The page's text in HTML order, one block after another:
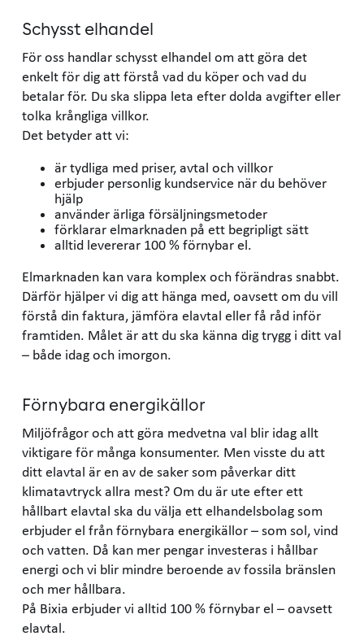
Schysst elhandel
För oss handlar schysst elhandel om att göra det
enkelt för dig att förstå vad du köper och vad du
betalar för. Du ska slippa leta efter dolda avgifter eller
tolka krångliga villkor.
Det betyder att vi:
är tydliga med priser, avtal och villkor
erbjuder personlig kundservice när du behöver
hjälp
använder ärliga försäljningsmetoder
förklarar elmarknaden på ett begripligt sätt
alltid levererar 100 % förnybar el.
Elmarknaden kan vara komplex och förändras snabbt.
Därför hjälper vi dig att hänga med, oavsett om du vill
förstå din faktura, jämföra elavtal eller få råd inför
framtiden. Målet är att du ska känna dig trygg i ditt val
– både idag och imorgon.
Förnybara energikällor
Miljöfrågor och att göra medvetna val blir idag allt
viktigare för många konsumenter. Men visste du att
ditt elavtal är en av de saker som påverkar ditt
klimatavtryck allra mest? Om du är ute efter ett
hållbart elavtal ska du välja ett elhandelsbolag som
erbjuder el från förnybara energikällor – som sol, vind
och vatten. Då kan mer pengar investeras i hållbar
energi och vi blir mindre beroende av fossila bränslen
och mer hållbara.
På Bixia erbjuder vi alltid 100 % förnybar el – oavsett
elavtal.